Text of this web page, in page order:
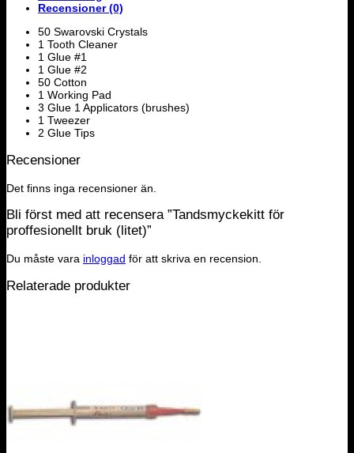
Recensioner (0)
50 Swarovski Crystals
1 Tooth Cleaner
1 Glue #1
1 Glue #2
50 Cotton
1 Working Pad
3 Glue 1 Applicators (brushes)
1 Tweezer
2 Glue Tips
Recensioner
Det finns inga recensioner än.
Bli först med att recensera ”Tandsmyckekitt för
proffesionellt bruk (litet)”
Du måste vara inloggad för att skriva en recension.
Relaterade produkter